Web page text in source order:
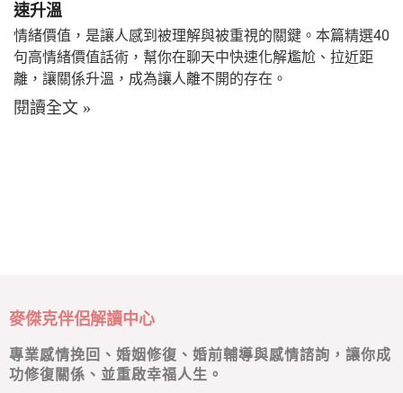
速升溫
情緒價值，是讓人感到被理解與被重視的關鍵。本篇精選40
句高情緒價值話術，幫你在聊天中快速化解尷尬、拉近距
離，讓關係升溫，成為讓人離不開的存在。
閱讀全文 »
麥傑克伴侶解讀中心
專業感情挽回、婚姻修復、婚前輔導與感情諮詢，讓你成
功修復關係、並重啟幸福人生。